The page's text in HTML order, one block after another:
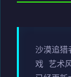
沙漠追
戏 艺术